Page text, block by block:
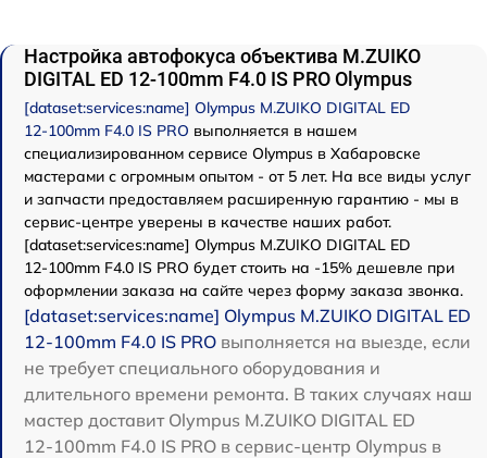
Настройка автофокуса объектива M.ZUIKO
DIGITAL ED 12‑100mm F4.0 IS PRO Olympus
[dataset:services:name] Olympus M.ZUIKO DIGITAL ED
12‑100mm F4.0 IS PRO выполняется в нашем
специализированном сервисе Olympus в Хабаровске
мастерами с огромным опытом - от 5 лет. На все виды услуг
и запчасти предоставляем расширенную гарантию - мы в
сервис-центре уверены в качестве наших работ.
[dataset:services:name] Olympus M.ZUIKO DIGITAL ED
12‑100mm F4.0 IS PRO будет стоить на -15% дешевле при
оформлении заказа на сайте через форму заказа звонка.
[dataset:services:name] Olympus M.ZUIKO DIGITAL ED
12‑100mm F4.0 IS PRO выполняется на выезде, если
не требует специального оборудования и
длительного времени ремонта. В таких случаях наш
мастер доставит Olympus M.ZUIKO DIGITAL ED
12‑100mm F4.0 IS PRO в сервис-центр Olympus в